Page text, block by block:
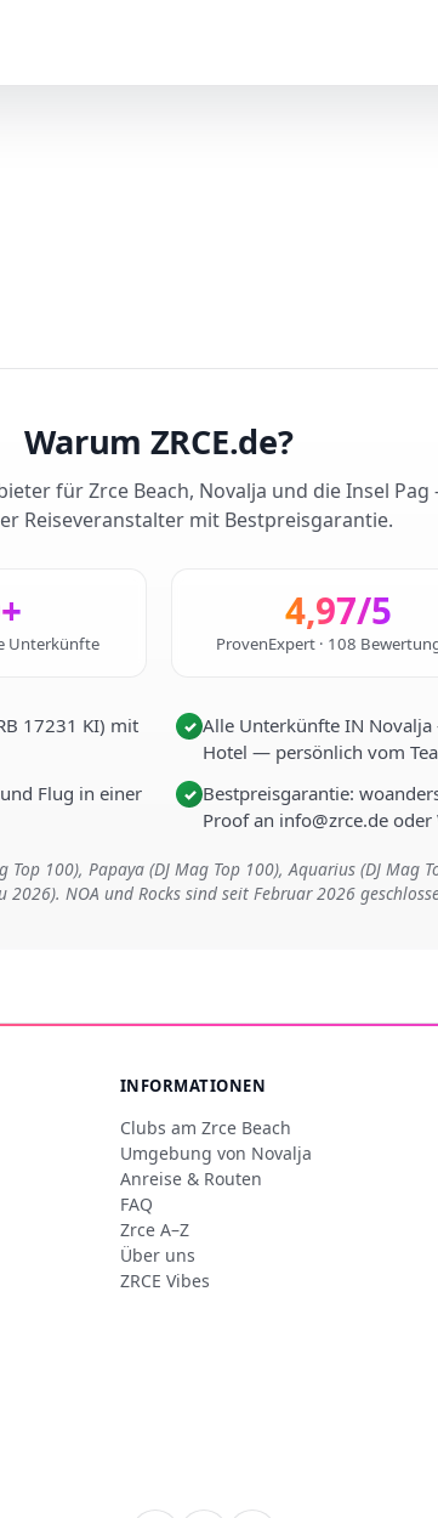
Warum ZRCE.de?
für Zrce Beach, Novalja und die Insel
Reiseveranstalter mit Bestpreisgarantie.
Unterkünfte
4,97/5
ProvenExpert · 108
17231 KI) mit
✓ Alle Unterkünfte IN
Hotel — persönlich vom
Flug in einer
✓ Bestpreisgarantie:
Proof an info@zrce.de
100), Papaya (DJ Mag Top 100), Aquarius (DJ Mag
2026). NOA und Rocks sind seit Februar 2026
INFORMATIONEN
Clubs am Zrce Beach
Umgebung von Novalja
Anreise & Routen
FAQ
Zrce A–Z
Über uns
ZRCE Vibes